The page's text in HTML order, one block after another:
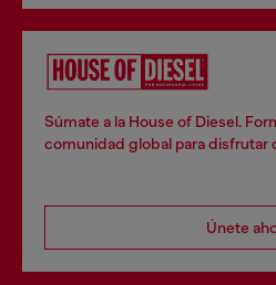
Súmate a la House of Diesel.
comunidad global para disfrutar
Únete